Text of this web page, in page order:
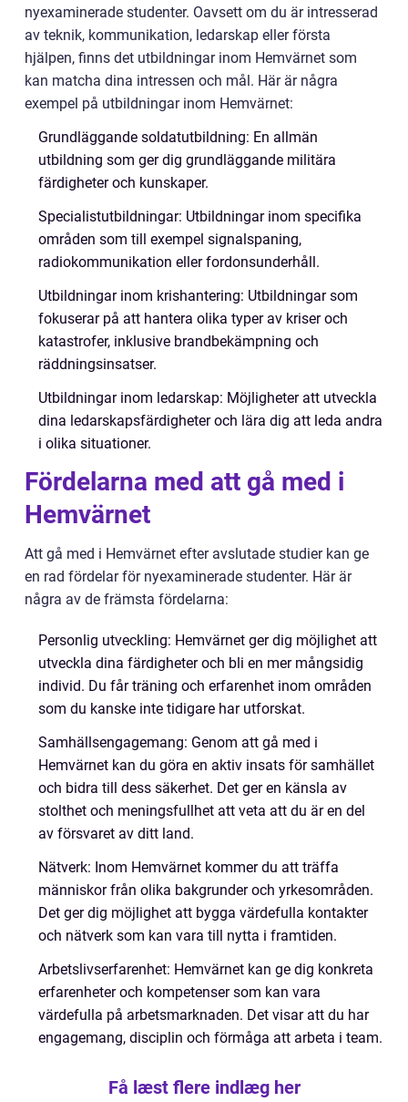
nyexaminerade studenter. Oavsett om du är intresserad
av teknik, kommunikation, ledarskap eller första
hjälpen, finns det utbildningar inom Hemvärnet som
kan matcha dina intressen och mål. Här är några
exempel på utbildningar inom Hemvärnet:
Grundläggande soldatutbildning: En allmän
utbildning som ger dig grundläggande militära
färdigheter och kunskaper.
Specialistutbildningar: Utbildningar inom specifika
områden som till exempel signalspaning,
radiokommunikation eller fordonsunderhåll.
Utbildningar inom krishantering: Utbildningar som
fokuserar på att hantera olika typer av kriser och
katastrofer, inklusive brandbekämpning och
räddningsinsatser.
Utbildningar inom ledarskap: Möjligheter att utveckla
dina ledarskapsfärdigheter och lära dig att leda andra
i olika situationer.
Fördelarna med att gå med i
Hemvärnet
Att gå med i Hemvärnet efter avslutade studier kan ge
en rad fördelar för nyexaminerade studenter. Här är
några av de främsta fördelarna:
Personlig utveckling: Hemvärnet ger dig möjlighet att
utveckla dina färdigheter och bli en mer mångsidig
individ. Du får träning och erfarenhet inom områden
som du kanske inte tidigare har utforskat.
Samhällsengagemang: Genom att gå med i
Hemvärnet kan du göra en aktiv insats för samhället
och bidra till dess säkerhet. Det ger en känsla av
stolthet och meningsfullhet att veta att du är en del
av försvaret av ditt land.
Nätverk: Inom Hemvärnet kommer du att träffa
människor från olika bakgrunder och yrkesområden.
Det ger dig möjlighet att bygga värdefulla kontakter
och nätverk som kan vara till nytta i framtiden.
Arbetslivserfarenhet: Hemvärnet kan ge dig konkreta
erfarenheter och kompetenser som kan vara
värdefulla på arbetsmarknaden. Det visar att du har
engagemang, disciplin och förmåga att arbeta i team.
Få læst flere indlæg her